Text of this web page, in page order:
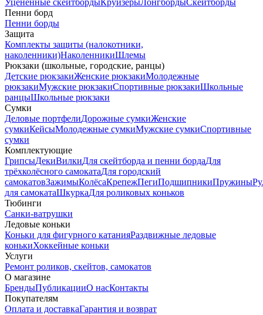
Уцененные скейтбордыКруизерыЛонгбордыСкейтборды
Пенни борд
Пенни борды
Защита
Комплекты защиты (налокотники,
наколенники)НаколенникиШлемы
Рюкзаки (школьные, городские, ранцы)
Детские рюкзакиЖенские рюкзакиМолодежные
рюкзакиМужские рюкзакиСпортивные рюкзакиШкольные
ранцыШкольные рюкзаки
Сумки
Деловые портфелиДорожные сумкиЖенские
сумкиКейсыМолодежные сумкиМужские сумкиСпортивные
сумки
Комплектующие
ГрипсыДекиВилкиДля скейтборда и пенни бордаДля
трёхколёсного самокатаДля городский
самокатовЗажимыКолёсаКрепежПегиПодшипникиПружины
для самокатаШкуркаДля роликовых коньков
Тюбинги
Санки-ватрушки
Ледовые коньки
Коньки для фигурного катанияРаздвижные ледовые
конькиХоккейные коньки
Услуги
Ремонт роликов, скейтов, самокатов
О магазине
БрендыПубликацииО насКонтакты
Покупателям
Оплата и доставкаГарантия и возврат